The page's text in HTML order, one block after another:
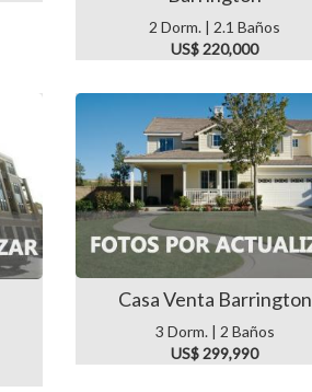
2 Dorm. | 2.1 Baños
US$ 220,000
Casa Venta Barrington
3 Dorm. | 2 Baños
US$ 299,990